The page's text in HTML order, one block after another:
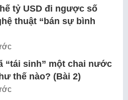
tỷ USD đi ngược số
thuật “bán sự bình
“tái sinh” một chai nước
thế nào? (Bài 2)